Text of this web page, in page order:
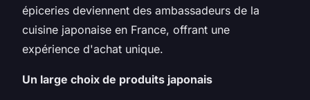
épiceries deviennent des ambassadeurs de la
cuisine japonaise en France, offrant une
expérience d'achat unique.
Un large choix de produits japonais